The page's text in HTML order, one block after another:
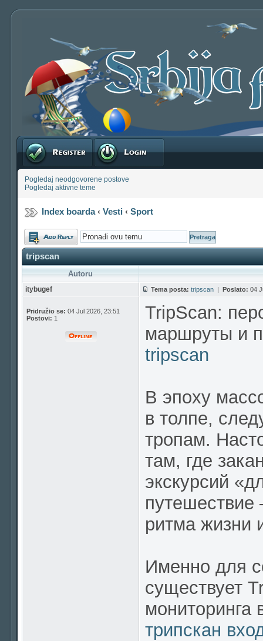
Registruj se Prijavite se
Pogledaj neodgovorene postove
Pogledaj aktivne teme
Index boarda‹ Vesti ‹ Sport
Odgovori
tripscan
Autoru
itybugef Tema posta: tripscan | Poslato: 04
Pridružio se: 04 Jul 2026, 23:51
Postovi: 1
TripScan:
маршруты и
tripscan
В эпоху
в толпе,
тропам.
там, где
экскурсий
ритма жизни
Именно для
существует
мониторинга
трипскан